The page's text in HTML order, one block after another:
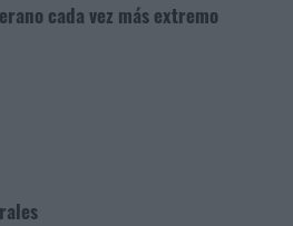
cada vez más extremo